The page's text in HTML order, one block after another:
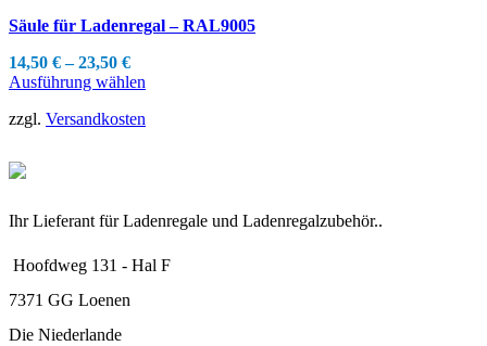
auf
gewählt
Säule für Ladenregal – RAL9005
14,50 €–23,50 €
Ausführung wählen
weist
Optionen
auf
der
zzgl. Versandkosten
Ihr Lieferant für Ladenregale und Ladenregalzubehör..
Hoofdweg 131 - Hal F
7371 GG Loenen
Die Niederlande